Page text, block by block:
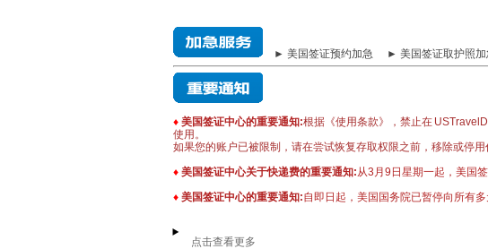
► 美国签证预约加急 ► 美国签证取护照加
♦ 美国签证中心的重要通知:根据《使用条款》，禁止在
使用。
如果您的账户已被限制，请在尝试恢复存取权限之前，移除或停用
♦ 美国签证中心关于快递费的重要通知:从3月9日星期一起，美国
♦ 美国签证中心的重要通知:自即日起，美国国务院已暂停向所有
点击查看更多